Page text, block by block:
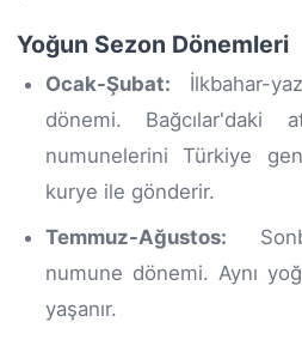
Yoğun Sezon Dönemleri
Ocak-Şubat: İlkbahar-
dönemi. Bağcılar'daki
numunelerini Türkiye
kurye ile gönderir.
Temmuz-Ağustos:
numune dönemi. Aynı
yaşanır.